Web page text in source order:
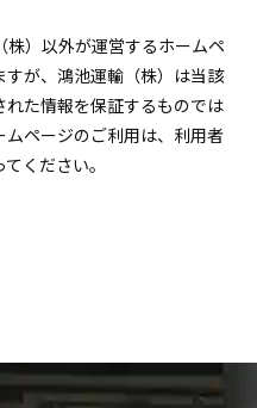
）以外が運営するホームペ
が、鴻池運輸（株）は当該
た情報を保証するものでは
ページのご利用は、利用者
ください。